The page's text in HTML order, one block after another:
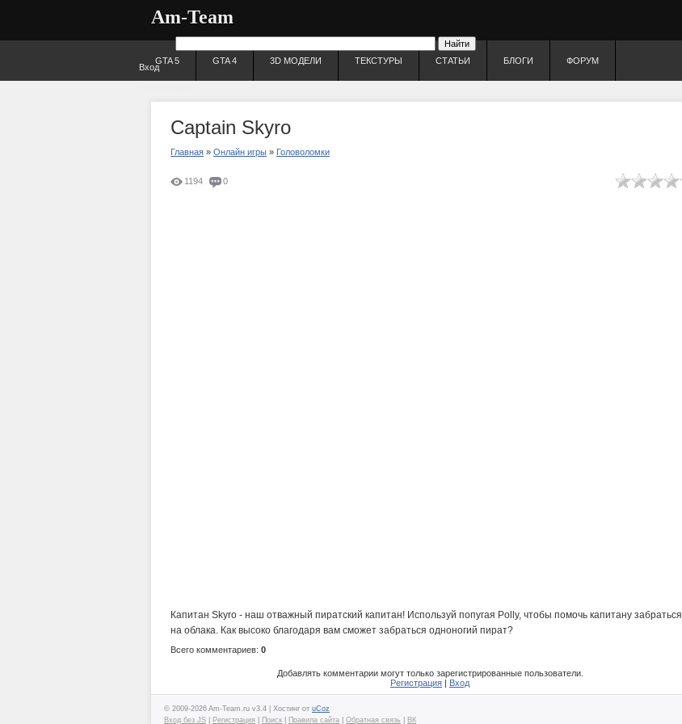
Am-Team
Вход
GTA 5 GTA 4 3D МОДЕЛИ ТЕКСТУРЫ СТАТЬИ БЛОГИ ФОРУМ
Captain Skyro
Главная » Онлайн игры » Головоломки
1194 0
Капитан Skyro - наш отважный пиратский капитан! Используй попугая Polly, чтобы помочь капитану забраться
на облака. Как высоко благодаря вам сможет забраться одноногий пират?
Всего комментариев: 0
Добавлять комментарии могут только зарегистрированные пользователи.
Регистрация | Вход
© 2009-2026 Am-Team.ru v3.4 | Хостинг от uCoz
Вход без JS
Регистрация Поиск Правила сайта Обратная связь ВК